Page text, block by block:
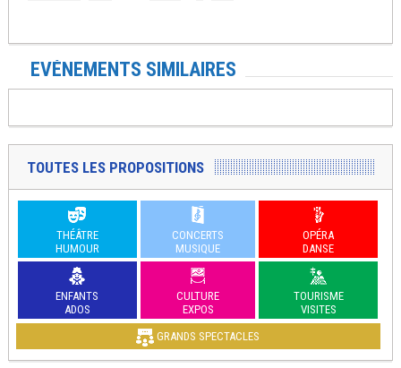
EVÉNEMENTS SIMILAIRES
TOUTES LES PROPOSITIONS
THÉÂTRE
HUMOUR
CONCERTS
MUSIQUE
OPÉRA
DANSE
ENFANTS
ADOS
CULTURE
EXPOS
TOURISME
VISITES
GRANDS SPECTACLES